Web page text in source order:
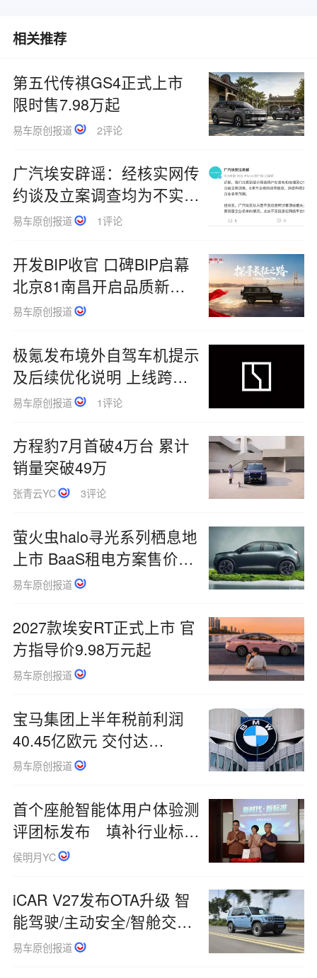
相关推荐
第五代传祺GS4正式上市
限时售7.98万起
易车原创报道 2评论
广汽埃安辟谣：经核实网传
约谈及立案调查均为不实信
息
易车原创报道 1评论
开发BIP收官 口碑BIP启幕
北京81南昌开启品质新征
程
易车原创报道
极氪发布境外自驾车机提示
及后续优化说明 上线跨境
守护功能
易车原创报道 1评论
方程豹7月首破4万台 累计
销量突破49万
张青云YC 3评论
萤火虫halo寻光系列栖息地
上市 BaaS租电方案售价
9.33万元
易车原创报道
2027款埃安RT正式上市 官
方指导价9.98万元起
易车原创报道
宝马集团上半年税前利润
40.45亿欧元 交付达
1156727辆
易车原创报道
首个座舱智能体用户体验测
评团标发布 填补行业标准
化空白
侯明月YC
iCAR V27发布OTA升级 智
能驾驶/主动安全/智舱交互
均有升级
易车原创报道